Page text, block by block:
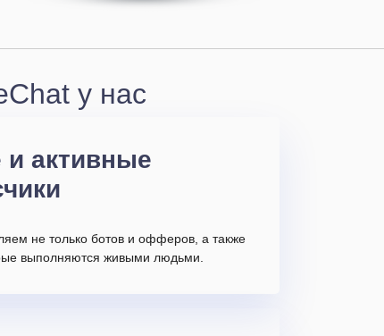
у нас
активные
не только ботов и офферов, а также
выполняются живыми людьми.